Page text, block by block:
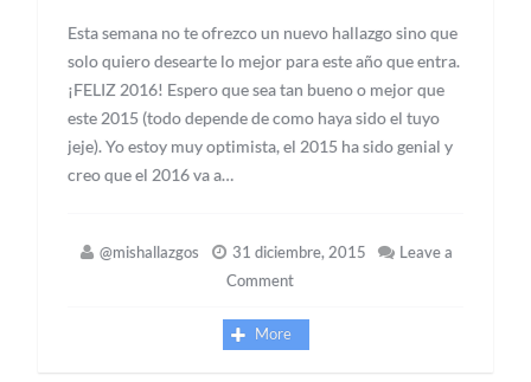
Esta semana no te ofrezco un nuevo hallazgo sino que
solo quiero desearte lo mejor para este año que entra.
¡FELIZ 2016! Espero que sea tan bueno o mejor que
este 2015 (todo depende de como haya sido el tuyo
jeje). Yo estoy muy optimista, el 2015 ha sido genial y
creo que el 2016 va a…
@mishallazgos 31 diciembre, 2015
Leave a
Comment
More